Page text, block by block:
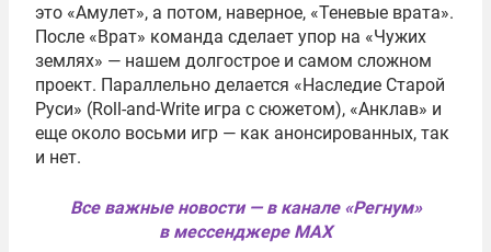
это «Амулет», а потом, наверное, «Теневые врата».
После «Врат» команда сделает упор на «Чужих
землях» — нашем долгострое и самом сложном
проект. Параллельно делается «Наследие Старой
Руси» (Roll-and-Write игра с сюжетом), «Анклав» и
еще около восьми игр — как анонсированных, так
и нет.
Все важные новости — в канале «Регнум»
в мессенджере MAX